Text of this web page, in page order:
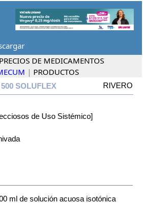
PRECIOS DE MEDICAMENTOS
| PRODUCTOS
SOLUFLEX
RIVERO
de Uso Sistémico]
ml de solución acuosa isotónica